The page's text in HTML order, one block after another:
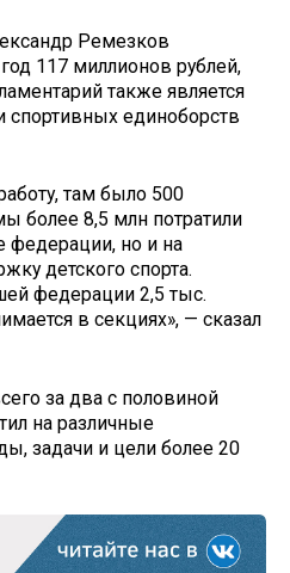
Ремезков
117 миллионов рублей,
также является
единоборств
там было 500
более 8,5 млн потратили
федерации, но и на
детского спорта.
федерации 2,5 тыс.
в секциях», — сказал
за два с половиной
на различные
задачи и цели более 20